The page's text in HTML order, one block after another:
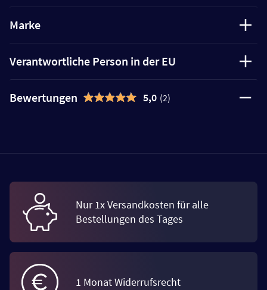
Marke
Verantwortliche Person in der EU
Bewertungen 5,0 (2)
Nur 1x Versandkosten für alle
Bestellungen des Tages
1 Monat Widerrufsrecht